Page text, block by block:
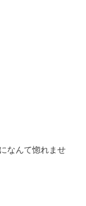
なんて惚れませ